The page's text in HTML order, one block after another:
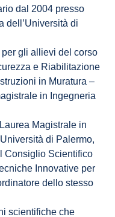
dal 2004 presso
dell’Università di
gli allievi del corso
e Riabilitazione
in Muratura –
in Ingegneria
Magistrale in
di Palermo,
Consiglio Scientifico
Innovative per
dello stesso
scientifiche che